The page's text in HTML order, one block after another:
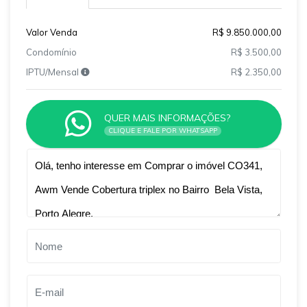
Valor Venda
R$ 9.850.000,00
Condomínio
R$ 3.500,00
IPTU/Mensal
R$ 2.350,00
QUER MAIS INFORMAÇÕES?
CLIQUE E FALE POR WHATSAPP